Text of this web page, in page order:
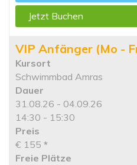
Jetzt Buchen
VIP Anfänger (Mo -
Kursort
Schwimmbad Amras
Dauer
31.08.26 - 04.09.26
14:30 - 15:30
Preis
€ 155 *
Freie Plätze